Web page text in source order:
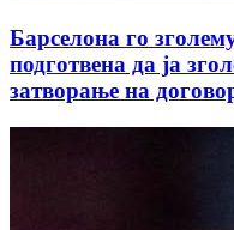
Барселона го
подготвена да ја
затворање на